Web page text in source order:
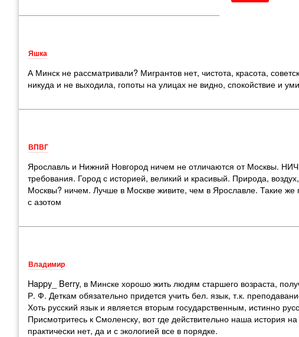
Яшка
А Минск не рассматривали? Мигрантов нет, чистота, красота,
никуда и не выходила, гопоты на улицах не видно, спокойствие и
ВПВГ
Ярославль и Нижний Новгород ничем не отличаются от Москвы.
требования. Город с историей, великий и красивый. Природа,
Москвы? ничем. Лучше в Москве живите, чем в Ярославле. Такие же
с азотом
Владимир
Happy_ Berry, в Минске хорошо жить людям старшего возраста,
Р. Ф. Деткам обязательно придется учить бел. язык, т.к.
Хоть русский язык и является вторым государственным, истинно
Присмотритесь к Смоленску, вот где действительно наша история
практически нет, да и с экологией все в порядке.